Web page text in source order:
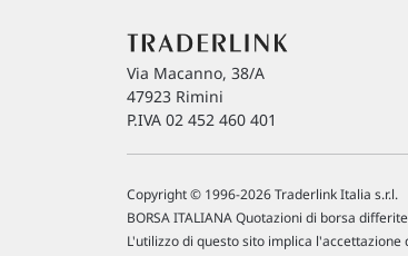
Via Macanno, 38/A
47923 Rimini
P.IVA 02 452 460 401
Copyright © 1996-2026 Traderlink Italia s.r.l.
BORSA ITALIANA Quotazioni di borsa
L'utilizzo di questo sito implica l'accettazione